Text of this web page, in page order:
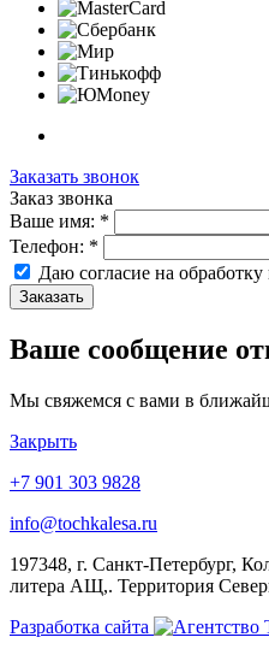
Заказать звонок
Заказ звонка
Ваше имя: *
Телефон: *
Даю согласие на
Заказать
Ваше сообщение
Мы свяжемся с вами в
Закрыть
+7 901 303 9828
info@tochkalesa.ru
197348, г. Санкт-Петербург,
литера АЩ,. Территория
Разработка сайта